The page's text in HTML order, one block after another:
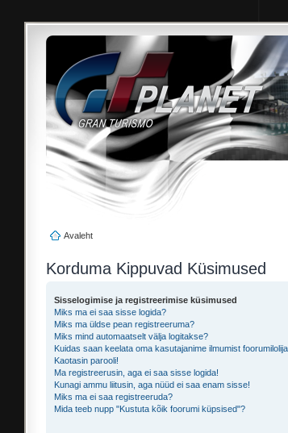
Avaleht
Korduma Kippuvad Küsimused
Sisselogimise ja registreerimise küsimused
Miks ma ei saa sisse logida?
Miks ma üldse pean registreeruma?
Miks mind automaatselt välja logitakse?
Kuidas saan keelata oma kasutajanime ilmumist
Kaotasin parooli!
Ma registreerusin, aga ei saa sisse logida!
Kunagi ammu liitusin, aga nüüd ei saa enam sisse!
Miks ma ei saa registreeruda?
Mida teeb nupp "Kustuta kõik foorumi küpsised"?